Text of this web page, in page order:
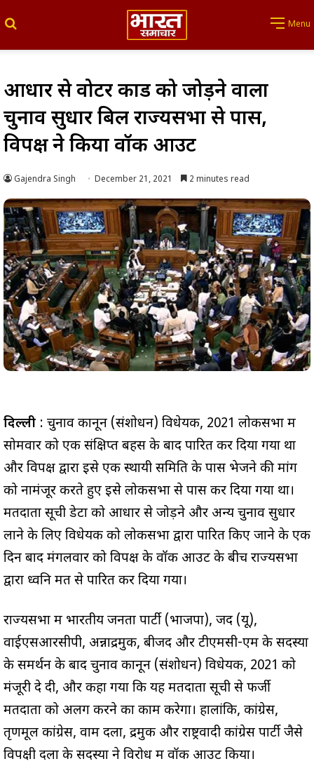
Menu
आधार से वोटर कार्ड को जोड़ने वाला
चुनाव सुधार बिल राज्यसभा से पास,
विपक्ष ने किया वॉक आउट
Gajendra Singh December 21, 2021 2 minutes read
दिल्ली : चुनाव कानून (संशोधन) विधेयक, 2021 लोकसभा में
सोमवार को एक संक्षिप्त बहस के बाद पारित कर दिया गया था
और विपक्ष द्वारा इसे एक स्थायी समिति के पास भेजने की मांग
को नामंजूर करते हुए इसे लोकसभा से पास कर दिया गया था।
मतदाता सूची डेटा को आधार से जोड़ने और अन्य चुनाव सुधार
लाने के लिए विधेयक को लोकसभा द्वारा पारित किए जाने के एक
दिन बाद मंगलवार को विपक्ष के वॉक आउट के बीच राज्यसभा
द्वारा ध्वनि मत से पारित कर दिया गया।
राज्यसभा में भारतीय जनता पार्टी (भाजपा), जद (यू),
वाईएसआरसीपी, अन्नाद्रमुक, बीजद और टीएमसी-एम के सदस्यों
के समर्थन के बाद चुनाव कानून (संशोधन) विधेयक, 2021 को
मंजूरी दे दी, और कहा गया कि यह मतदाता सूची से फर्जी
मतदाता को अलग करने का काम करेगा। हालांकि, कांग्रेस,
तृणमूल कांग्रेस, वाम दलों, द्रमुक और राष्ट्रवादी कांग्रेस पार्टी जैसे
विपक्षी दलों के सदस्यों ने विरोध में वॉक आउट किया।